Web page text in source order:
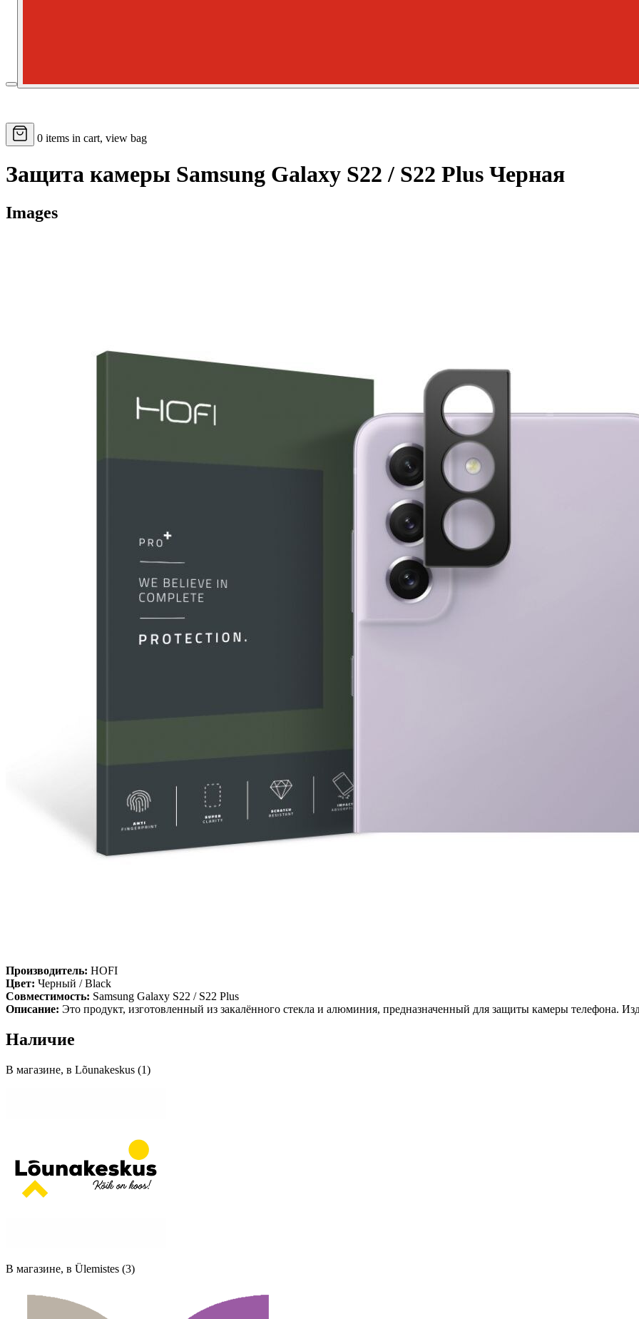
0 items in cart, view bag
Защита камеры Samsung Galaxy S22 / S22 Plus Черная
Images
Производитель: HOFI
Цвет: Черный / Black
Совместимость: Samsung Galaxy S22 / S22 Plus
Описание: Это продукт, изготовленный из закалённого стекла и алюминия, предназначенный для защиты камеры телефона.
Наличие
В магазине, в Lõunakeskus (1)
В магазине, в Ülemistes (3)